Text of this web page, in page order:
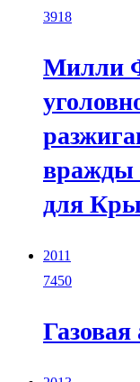
3918
Милли
вражды
для
2011
7450